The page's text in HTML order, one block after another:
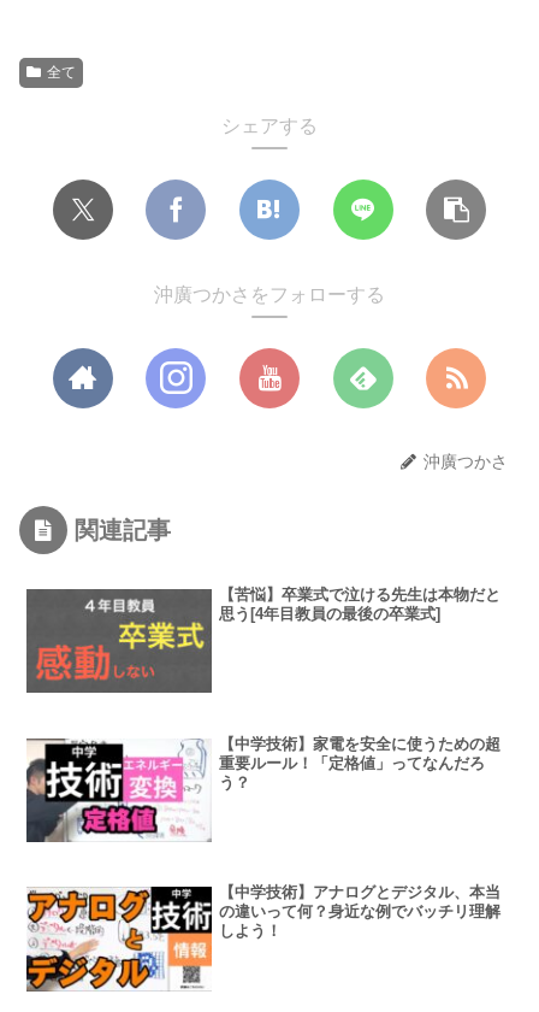
全て
シェアする
沖廣つかさをフォローする
沖廣つかさ
関連記事
【苦悩】卒業式で泣ける先生は本物だと
思う[4年目教員の最後の卒業式]
【中学技術】家電を安全に使うための超
重要ルール！「定格値」ってなんだろ
う？
【中学技術】アナログとデジタル、本当
の違いって何？身近な例でバッチリ理解
しよう！